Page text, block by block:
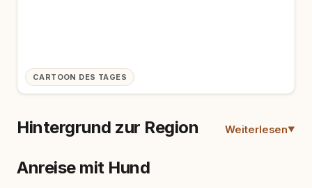
Hintergrund zur Region Weiterlesen
CARTOON DES TAGES
Anreise mit Hund